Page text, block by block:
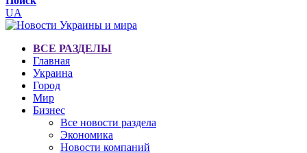
UA
ВСЕ РАЗДЕЛЫ
Главная
Украина
Город
Мир
Бизнес
Все новости раздела
Экономика
Новости компаний